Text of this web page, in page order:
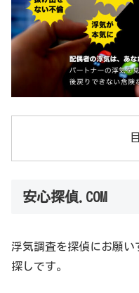
安心探偵.COM
浮気調査を探偵にお願
探しです。